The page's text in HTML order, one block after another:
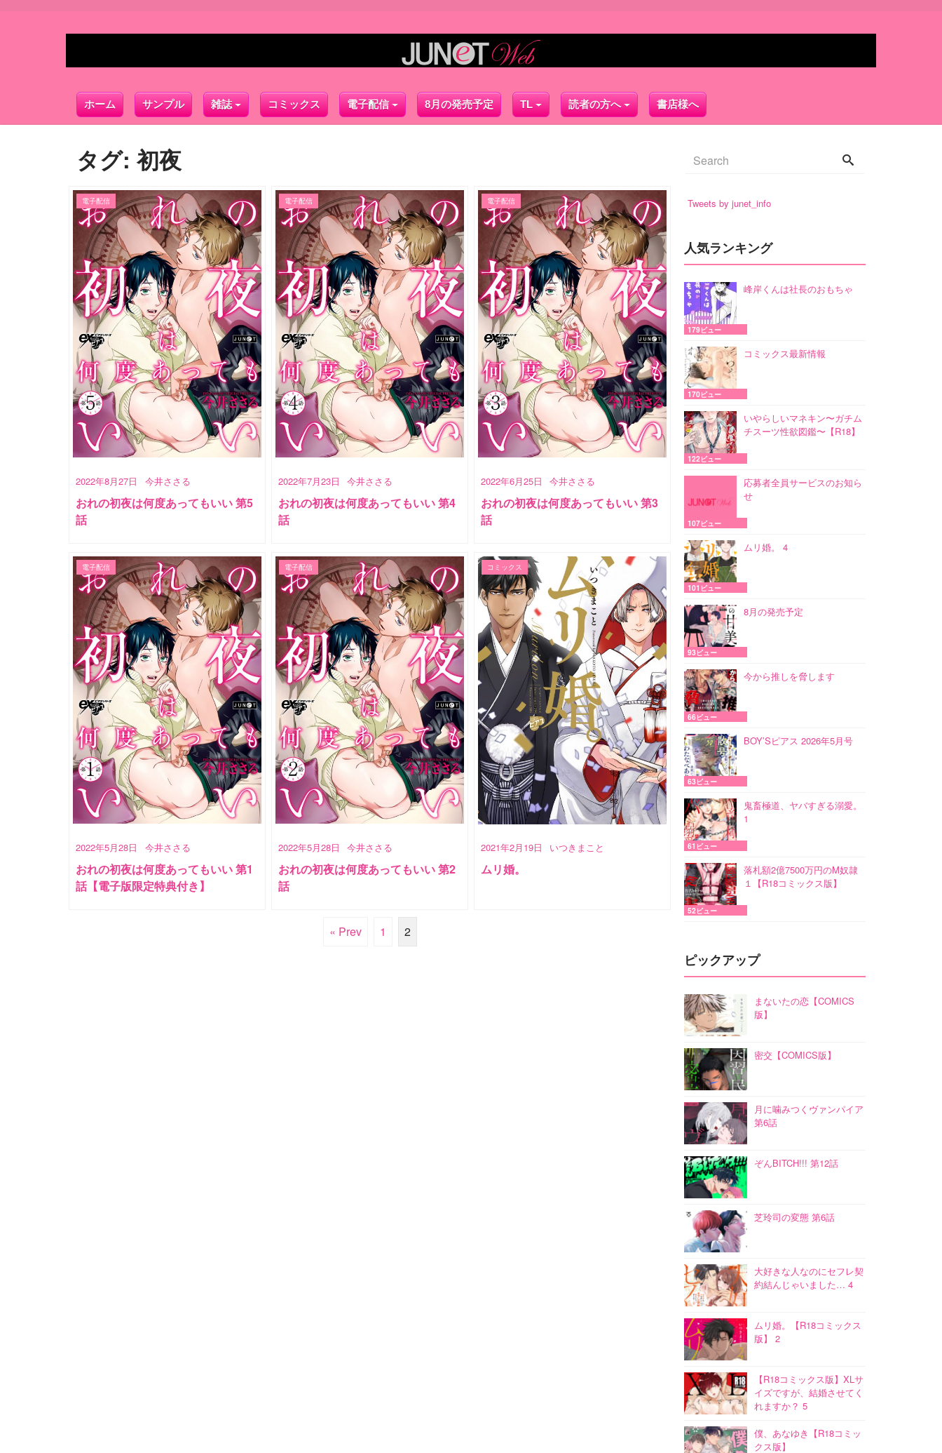
ホーム サンプル 雑誌 コミックス 電子配信 8月の発売予定 TL 読者の方へ 書店様へ
タグ:初夜
2022年8月27日 今井ささる
電子配信
おれの初夜は何度あってもいい 第5
話
2022年7月23日 今井ささる
電子配信
おれの初夜は何度あってもいい 第4
話
2022年6月25日 今井ささる
電子配信
おれの初夜は何度あってもいい 第3
話
2022年5月28日 今井ささる
電子配信
おれの初夜は何度あってもいい 第1
話【電子版限定特典付き】
2022年5月28日 今井ささる
電子配信
おれの初夜は何度あってもいい 第2
話
2021年2月19日 いつきまこと
コミックス
ムリ婚。
« Prev 1 2
Tweets by junet_info
人気ランキング
峰岸くんは社長のおもちゃ
179ビュー
コミックス最新情報
170ビュー
いやらしいマネキン〜ガチム
チスーツ性欲図鑑〜【R18】
122ビュー
応募者全員サービスのお知ら
せ
107ビュー
ムリ婚。 4
101ビュー
8月の発売予定
93ビュー
今から推しを脅します
66ビュー
BOY’Sピアス 2026年5月号
63ビュー
鬼畜極道、ヤバすぎる溺愛。
1
61ビュー
落札額2億7500万円のM奴隷
１【R18コミックス版】
52ビュー
ピックアップ
まないたの恋【COMICS
版】
密交【COMICS版】
月に噛みつくヴァンパイア
第6話
ぞんBITCH!!! 第12話
芝玲司の変態 第6話
大好きな人なのにセフレ契
約結んじゃいました… 4
ムリ婚。【R18コミックス
版】 2
【R18コミックス版】XLサ
イズですが、結婚させてく
れますか？ 5
僕、あなゆき【R18コミッ
クス版】